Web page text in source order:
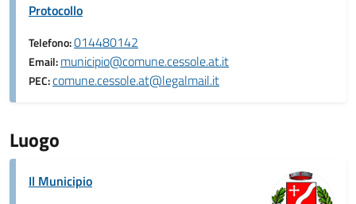
Protocollo
Telefono:014480142
Email:municipio@comune.cessole.at.it
PEC:comune.cessole.at@legalmail.it
Luogo
Il Municipio